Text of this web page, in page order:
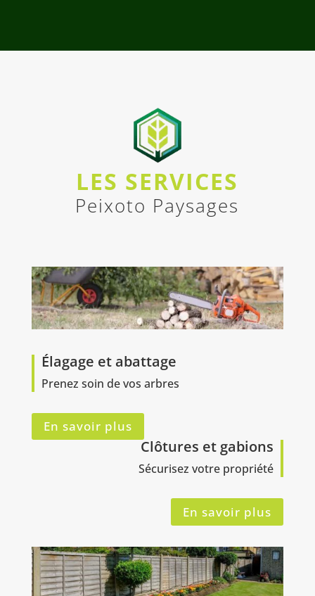
LES SERVICES
Peixoto Paysages
Élagage et abattage
Prenez soin de vos arbres
En savoir plus
Clôtures et gabions
Sécurisez votre propriété
En savoir plus